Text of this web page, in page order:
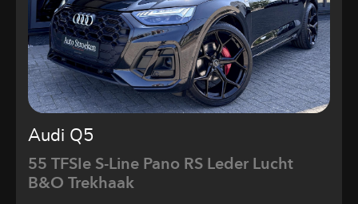
Audi Q5
55 TFSIe S-Line Pano RS Leder Lucht
B&O Trekhaak